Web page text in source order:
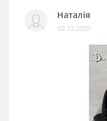
Наталія
02.12.2025